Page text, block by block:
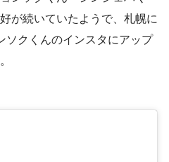
が続いていたようで、札幌に
ソクくんのインスタにアップ